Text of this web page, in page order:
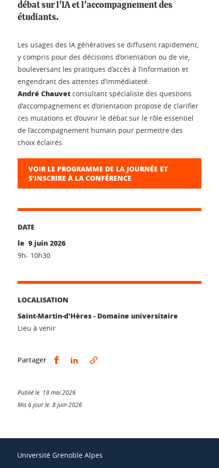
débat sur l'IA et l'accompagnement des
étudiants.
Les usages des IA génératives se diffusent rapidement,
y compris pour des décisions d’orientation ou de vie,
bouleversant les pratiques d’accès à l’information et
engendrant des attentes d’immédiateté.
André Chauvet consultant spécialiste des questions
d’accompagnement et d’orientation propose de clarifier
ces mutations et d’ouvrir le débat sur le rôle essentiel
de l’accompagnement humain pour permettre des
choix éclairés.
VOIR LE PROGRAMME DE LA JOURNÉE ET
S'INSCRIRE À LA CONFÉRENCE
DATE
le 9 juin 2026
9h- 10h30
LOCALISATION
Saint-Martin-d'Hères - Domaine universitaire
Lieu à venir
Partager Partager sur Facebook
Partager sur LinkedIn
Publié le 19 mai 2026
Mis à jour le 8 juin 2026
Université Grenoble Alpes